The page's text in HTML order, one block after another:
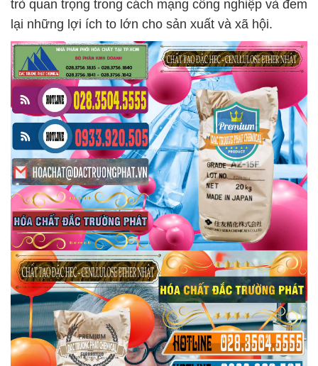
trò quan trọng trong cách mạng công nghiệp và đem
lại những lợi ích to lớn cho sản xuất và xã hội.